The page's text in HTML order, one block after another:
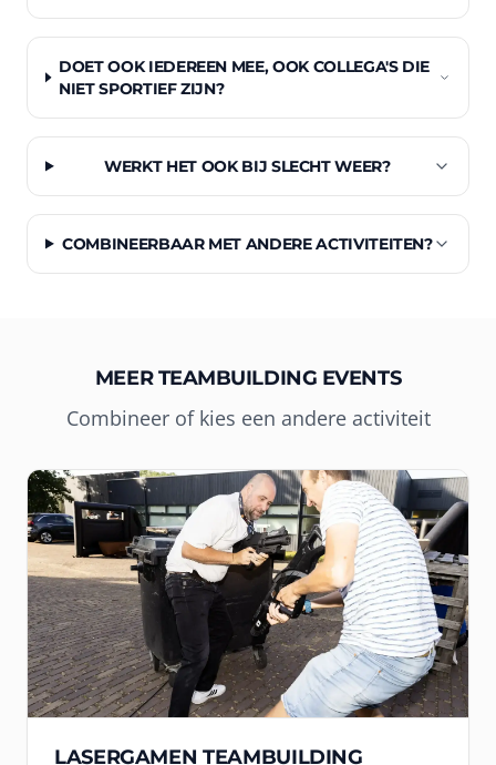
DOET OOK IEDEREEN MEE, OOK COLLEGA'S DIE
NIET SPORTIEF ZIJN?
WERKT HET OOK BIJ SLECHT WEER?
COMBINEERBAAR MET ANDERE ACTIVITEITEN?
MEER TEAMBUILDING EVENTS
Combineer of kies een andere activiteit
LASERGAMEN TEAMBUILDING